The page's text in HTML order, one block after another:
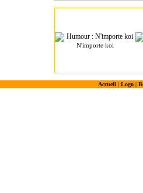
N'importe koi
Accueil| Logo|